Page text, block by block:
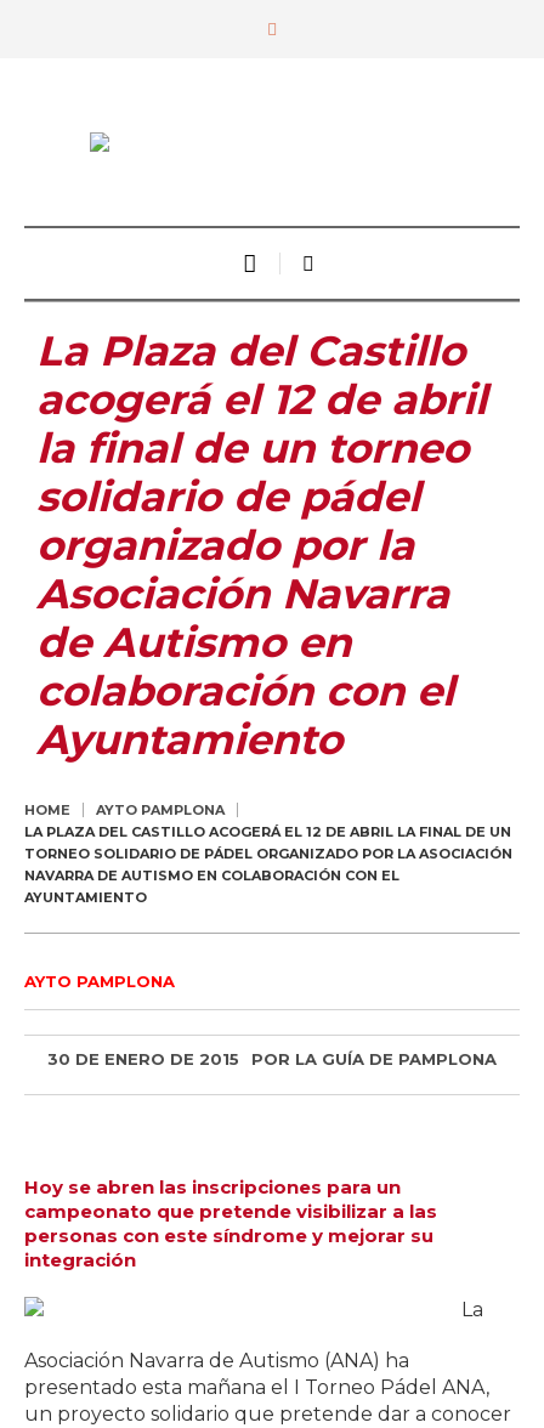
La Plaza del Castillo
acogerá el 12 de abril
la final de un torneo
solidario de pádel
organizado por la
Asociación Navarra
de Autismo en
colaboración con el
Ayuntamiento
HOME
AYTO PAMPLONA
LA PLAZA DEL CASTILLO ACOGERÁ EL 12 DE ABRIL LA FINAL DE UN
TORNEO SOLIDARIO DE PÁDEL ORGANIZADO POR LA ASOCIACIÓN
NAVARRA DE AUTISMO EN COLABORACIÓN CON EL
AYUNTAMIENTO
AYTO PAMPLONA
30 DE ENERO DE 2015 POR LA GUÍA DE PAMPLONA
Hoy se abren las inscripciones para un
campeonato que pretende visibilizar a las
personas con este síndrome y mejorar su
integración
La
Asociación Navarra de Autismo (ANA) ha
presentado esta mañana el I Torneo Pádel ANA,
un proyecto solidario que pretende dar a conocer